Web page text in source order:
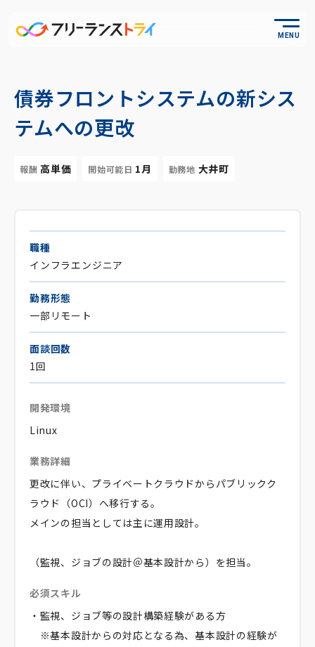
MENU
債券フロントシステムの新シス
テムへの更改
報酬 高単価 開始可能日 1月 勤務地 大井町
職種
インフラエンジニア
勤務形態
一部リモート
面談回数
1回
開発環境
Linux
業務詳細
更改に伴い、プライベートクラウドからパブリックク
ラウド（OCI）へ移行する。
メインの担当としては主に運用設計。
（監視、ジョブの設計＠基本設計から）を担当。
必須スキル
・監視、ジョブ等の設計構築経験がある方
※基本設計からの対応となる為、基本設計の経験が